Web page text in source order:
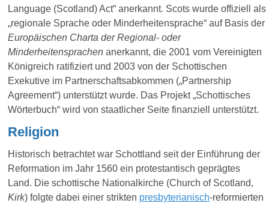
Language (Scotland) Act“ anerkannt. Scots wurde offiziell als
„regionale Sprache oder Minderheitensprache“ auf Basis der
Europäischen Charta der Regional- oder
Minderheitensprachen anerkannt, die 2001 vom Vereinigten
Königreich ratifiziert und 2003 von der Schottischen
Exekutive im Partnerschaftsabkommen („Partnership
Agreement“) unterstützt wurde. Das Projekt „Schottisches
Wörterbuch“ wird von staatlicher Seite finanziell unterstützt.
Religion
Historisch betrachtet war Schottland seit der Einführung der
Reformation im Jahr 1560 ein protestantisch geprägtes
Land. Die schottische Nationalkirche (Church of Scotland,
Kirk) folgte dabei einer strikten presbyterianisch-reformierten